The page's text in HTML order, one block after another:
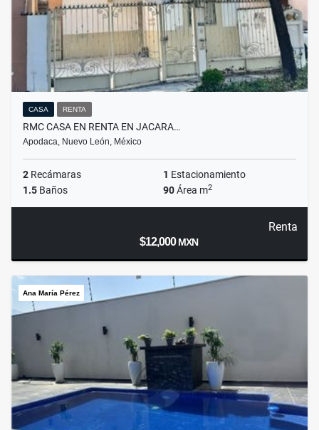
CASA RENTA
RMC CASA EN RENTA EN JACARA…
Apodaca, Nuevo León, México
2 Recámaras 1 Estacionamiento
1.5 Baños 90Área m2
Renta
$12,000MXN
Ana María Pérez